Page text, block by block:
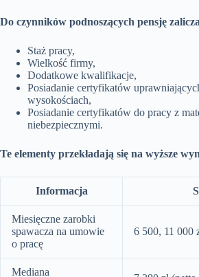
Do czynników podnoszących pensję
Staż pracy,
Wielkość firmy,
Dodatkowe kwalifikacje,
Posiadanie certyfikatów
wysokościach,
Posiadanie certyfikatów do pracy z
niebezpiecznymi.
Te elementy przekładają się na wyższe
Informacja
Miesięczne zarobki
spawacza na umowie
o pracę
6 500, 11 000
Mediana